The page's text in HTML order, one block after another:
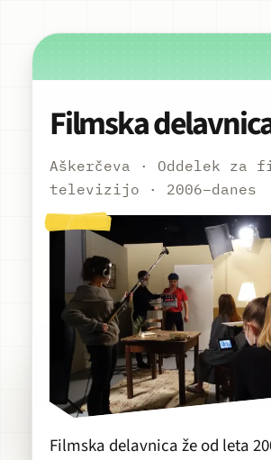
Filmska
Aškerčeva · Oddelek za
televizijo · 2006–danes
Filmska delavnica že od leta